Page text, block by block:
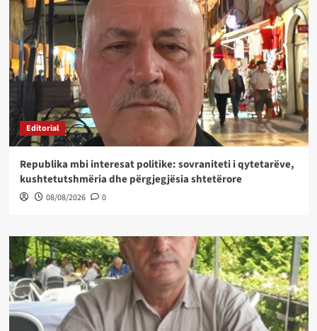
Editorial
Republika mbi interesat politike: sovraniteti i qytetarëve,
kushtetutshmëria dhe përgjegjësia shtetërore
08/08/2026 0